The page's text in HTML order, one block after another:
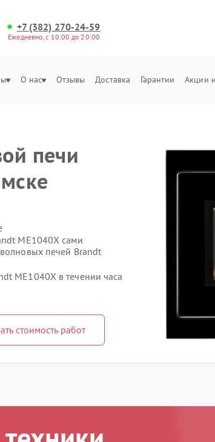
+7 (382) 270-24-59
Ежедневно, с 10:00 до 20:00
О нас Отзывы Доставка Гарантии Акции
печи
ME1040X сами
печей Brandt
ME1040X в течении часа
стоимость работ